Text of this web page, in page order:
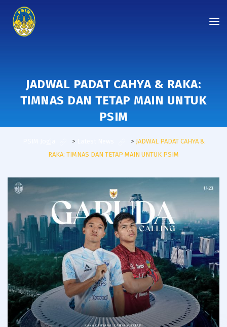
JADWAL PADAT CAHYA & RAKA:
TIMNAS DAN TETAP MAIN UNTUK
PSIM
> > JADWAL PADAT CAHYA &
RAKA: TIMNAS DAN TETAP MAIN UNTUK PSIM